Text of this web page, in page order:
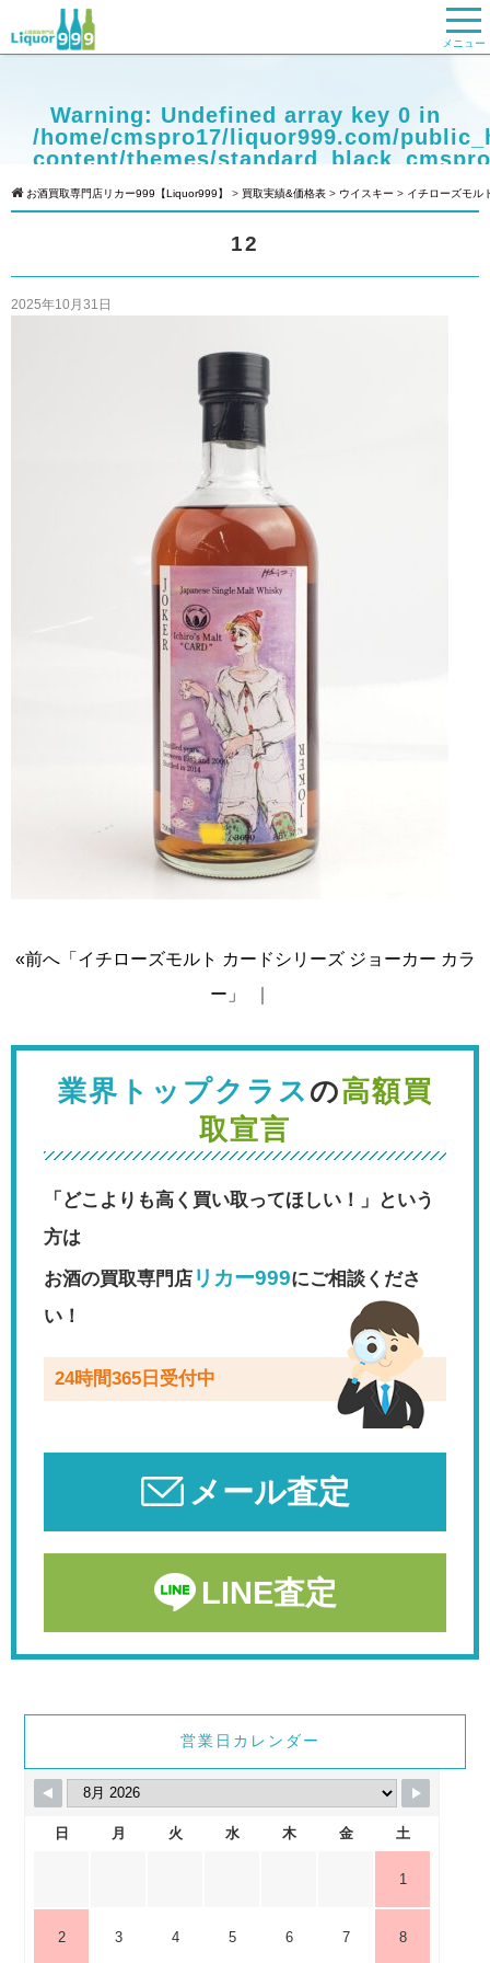
メニュー
Warning: Undefined array key 0 in
/home/cmspro17/liquor999.com/
content/themes/
"cat_name" on null in
on line
お酒買取専門店リカー999【Liquor999】 > 買取実績&価格表 > ウイスキー > イチローズモル
12
2025年10月31日
«前へ「イチローズモルト カードシリーズ ジョーカー カラ
ー」
業界トップクラス の高額買
取宣言
「どこよりも高く買い取ってほしい！」という
方は
お酒の買取専門店 リカー999にご相談くださ
い！
24時間365日受付中
メール査定
LINE査定
営業日カレンダー
日 月 火 水 木 金 土
1
2 3 4 5 6 7 8